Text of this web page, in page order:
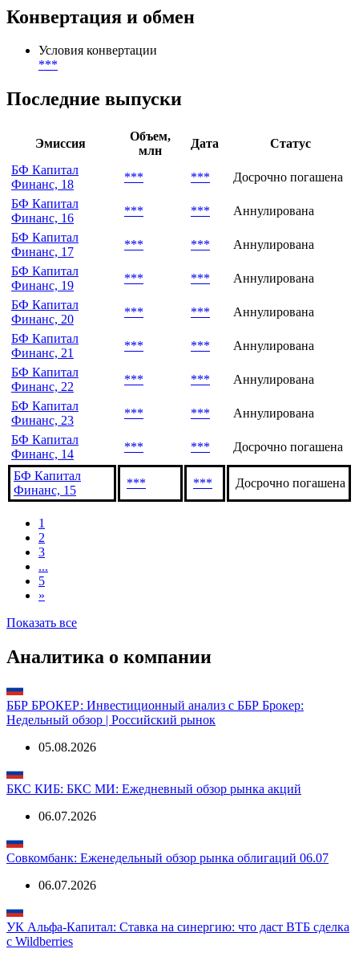
Конвертация и обмен
Условия конвертации
***
Последние выпуски
Эмиссия
Объем,
млн
Дата
Статус
БФ Капитал
Финанс, 18
*** ***
Досрочно погашена
БФ Капитал
Финанс, 16
*** ***
Аннулирована
БФ Капитал
Финанс, 17
*** ***
Аннулирована
БФ Капитал
Финанс, 19
*** ***
Аннулирована
БФ Капитал
Финанс, 20
*** ***
Аннулирована
БФ Капитал
Финанс, 21
*** ***
Аннулирована
БФ Капитал
Финанс, 22
*** ***
Аннулирована
БФ Капитал
Финанс, 23
*** ***
Аннулирована
БФ Капитал
Финанс, 14
*** *** Досрочно погашена
БФ Капитал
Финанс, 15
*** *** Досрочно погашена
1
2
3
...
5
»
Показать все
Аналитика о компании
ББР БРОКЕР: Инвестиционный анализ с ББР Брокер:
Недельный обзор | Российский рынок
05.08.2026
БКС КИБ: БКС МИ: Ежедневный обзор рынка акций
06.07.2026
Совкомбанк: Еженедельный обзор рынка облигаций 06.07
06.07.2026
УК Альфа-Капитал: Ставка на синергию: что даст ВТБ сделка
с Wildberries